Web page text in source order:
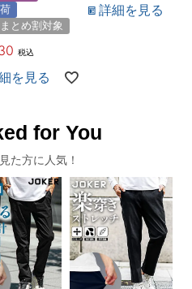
とめ割対象
税込
を見る
詳細を見る
for You
た方に人気！